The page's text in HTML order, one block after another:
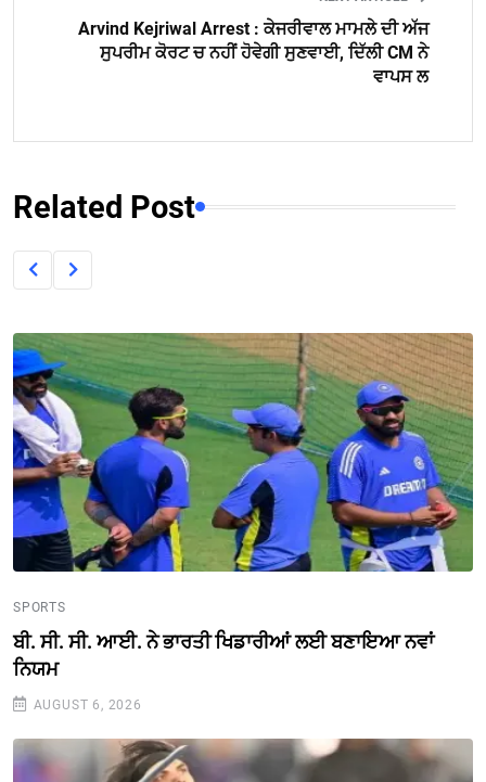
Arvind Kejriwal Arrest : ਕੇਜਰੀਵਾਲ ਮਾਮਲੇ ਦੀ ਅੱਜ
ਸੁਪਰੀਮ ਕੋਰਟ ਚ ਨਹੀਂ ਹੋਵੇਗੀ ਸੁਣਵਾਈ, ਦਿੱਲੀ CM ਨੇ
ਵਾਪਸ ਲ
Related Post
SPORTS
ਬੀ. ਸੀ. ਸੀ. ਆਈ. ਨੇ ਭਾਰਤੀ ਖਿਡਾਰੀਆਂ ਲਈ ਬਣਾਇਆ ਨਵਾਂ
ਨਿਯਮ
AUGUST 6, 2026